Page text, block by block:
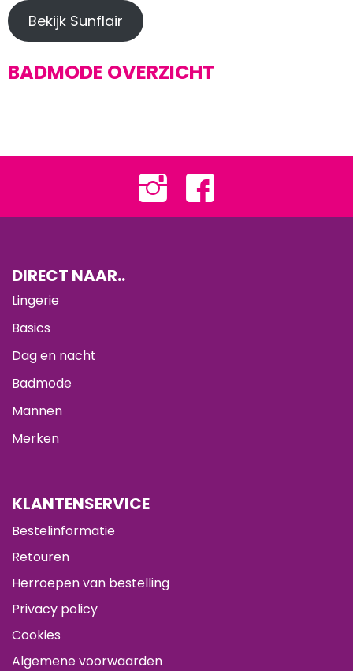
Bekijk Sunflair
BADMODE OVERZICHT
DIRECT NAAR..
Lingerie
Basics
Dag en nacht
Badmode
Mannen
Merken
KLANTENSERVICE
Bestelinformatie
Retouren
Herroepen van bestelling
Privacy policy
Cookies
Algemene voorwaarden